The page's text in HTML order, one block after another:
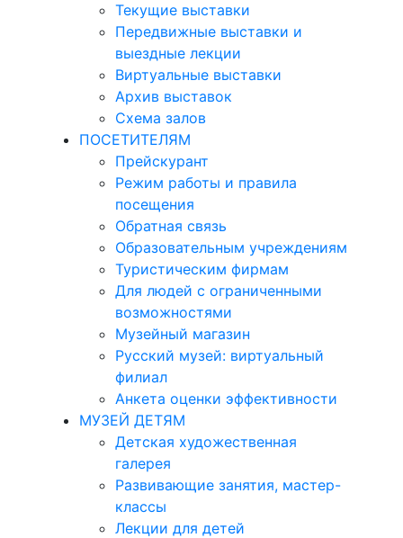
Текущие выставки
Передвижные выставки и
выездные лекции
Виртуальные выставки
Архив выставок
Схема залов
ПОСЕТИТЕЛЯМ
Прейскурант
Режим работы и правила
посещения
Обратная связь
Образовательным учреждениям
Туристическим фирмам
Для людей с ограниченными
возможностями
Музейный магазин
Русский музей: виртуальный
филиал
Анкета оценки эффективности
МУЗЕЙ ДЕТЯМ
Детская художественная
галерея
Развивающие занятия, мастер-
классы
Лекции для детей